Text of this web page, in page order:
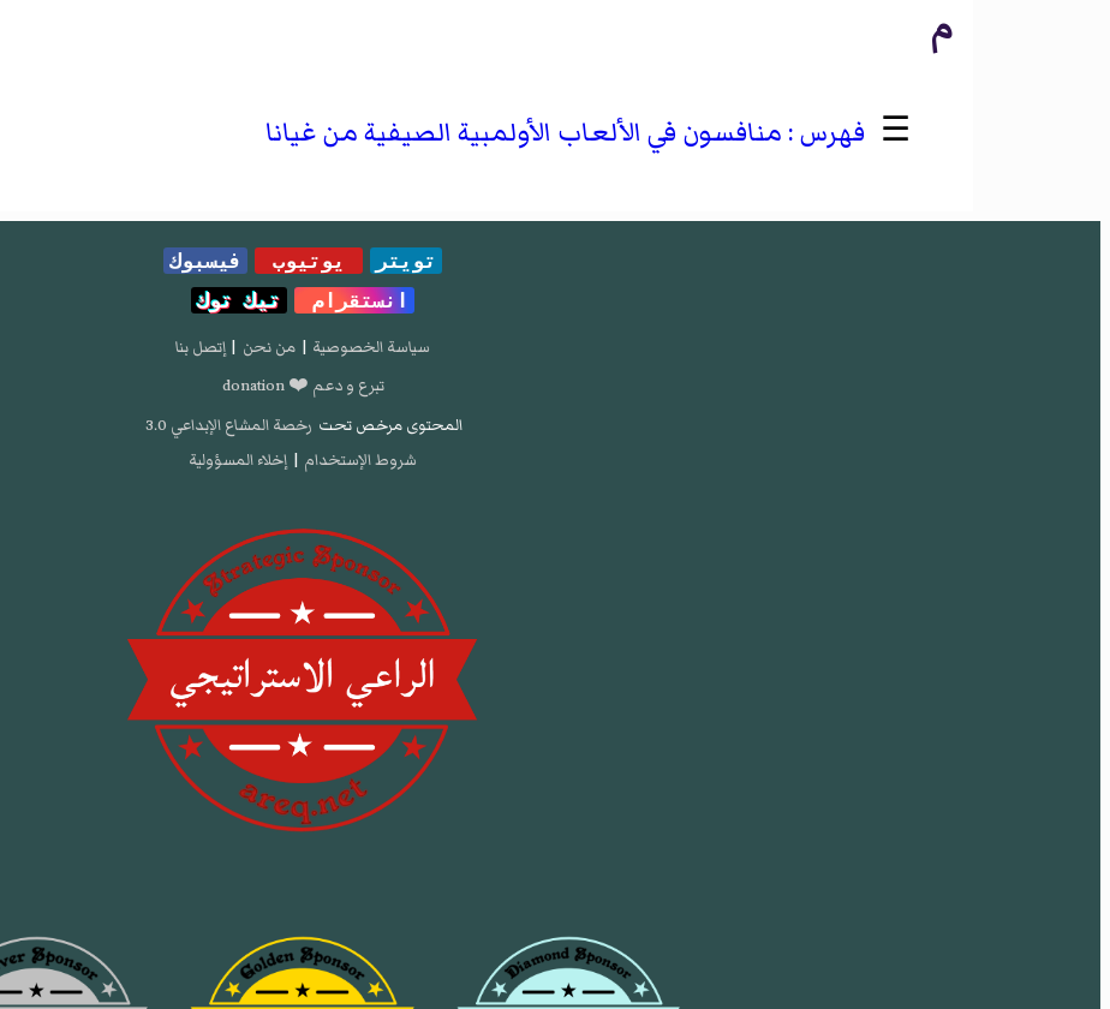
م
☰ منافسون في الألعاب الأولمبية الصيفية من غيانا
تويتر يوتيوب
فيسبوك
انستقرام
تيك توك
سياسة الخصوصية | من نحن | إتصل بنا
تبرع و دعم ❤️ donation
المحتوى مرخص تحت رخصة المشاع الإبداعي 3.0
شروط الإستخدام | إخلاء المسؤولية